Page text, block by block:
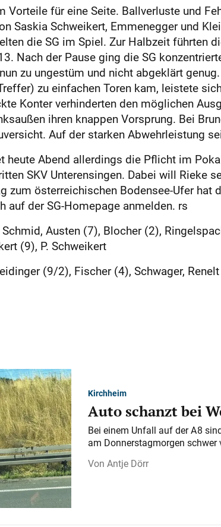
Vorteile für eine Seite. Ballverluste und
Saskia Schweikert, Emmenegger und
die SG im Spiel. Zur Halbzeit führten
Nach der Pause ging die SG
zu ungestüm und nicht abgeklärt
zu einfachen Toren kam, leistete
Konter verhinderten den möglichen
ihren knappen Vorsprung. Bei
Auf der starken Abwehrleistung
heute Abend allerdings die Pflicht im
SKV Unterensingen. Dabei will Rieke
zum österreichischen Bodensee-Ufer hat
der SG-Homepage anmelden. rs
Austen (7), Blocher (2),
(9), P. Schweikert
(9/2), Fischer (4), Schwager,
Kirchheim
Auto schanzt bei
Bei einem Unfall auf der A 8
am Donnerstagmorgen schwer
Antje Dörr